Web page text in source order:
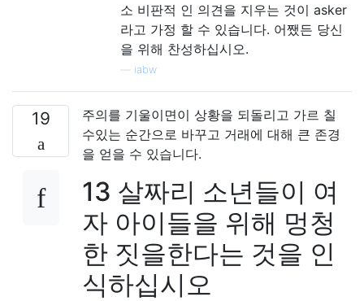
소 비판적 인 의견을 지우는 것이 asker
라고 가정 할 수 있습니다. 어쨌든 당신
을 위해 찬성하십시오.
iabw
19
주의를 기울이면이 상황을 되돌리고 가르 칠
수있는 순간으로 바꾸고 거래에 대해 큰 존경
을 얻을 수 있습니다.
13 살짜리 소년들이 여
자 아이들을 위해 멍청
한 짓을한다는 것을 인
식하십시오